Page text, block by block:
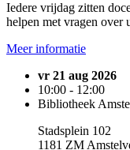
Iedere vrijdag zitten
helpen met vragen over
Meer informatie
vr 21 aug 2026
10:00 - 12:00
Bibliotheek
Stadsplein 102
1181 ZM